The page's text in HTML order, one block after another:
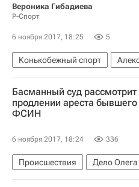
Вероника Гибадиева
Р-Спорт
6 ноября 2017, 18:25 5
Конькобежный спорт
Международный
Всемирное антидопинговое
Денис Освальд
Следственный комитет
Басманный суд рассмотрит
продлении ареста
ФСИН
6 ноября 2017, 18:24 336
Происшествия
Дело
Москва